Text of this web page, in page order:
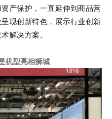
产保护，一直延伸到商品营
现创新特色，展示行业创新
解决方案。
机型亮相狮城